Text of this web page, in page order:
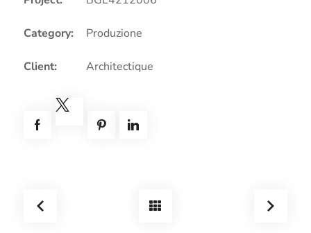
Category: Produzione
Client: Architectique